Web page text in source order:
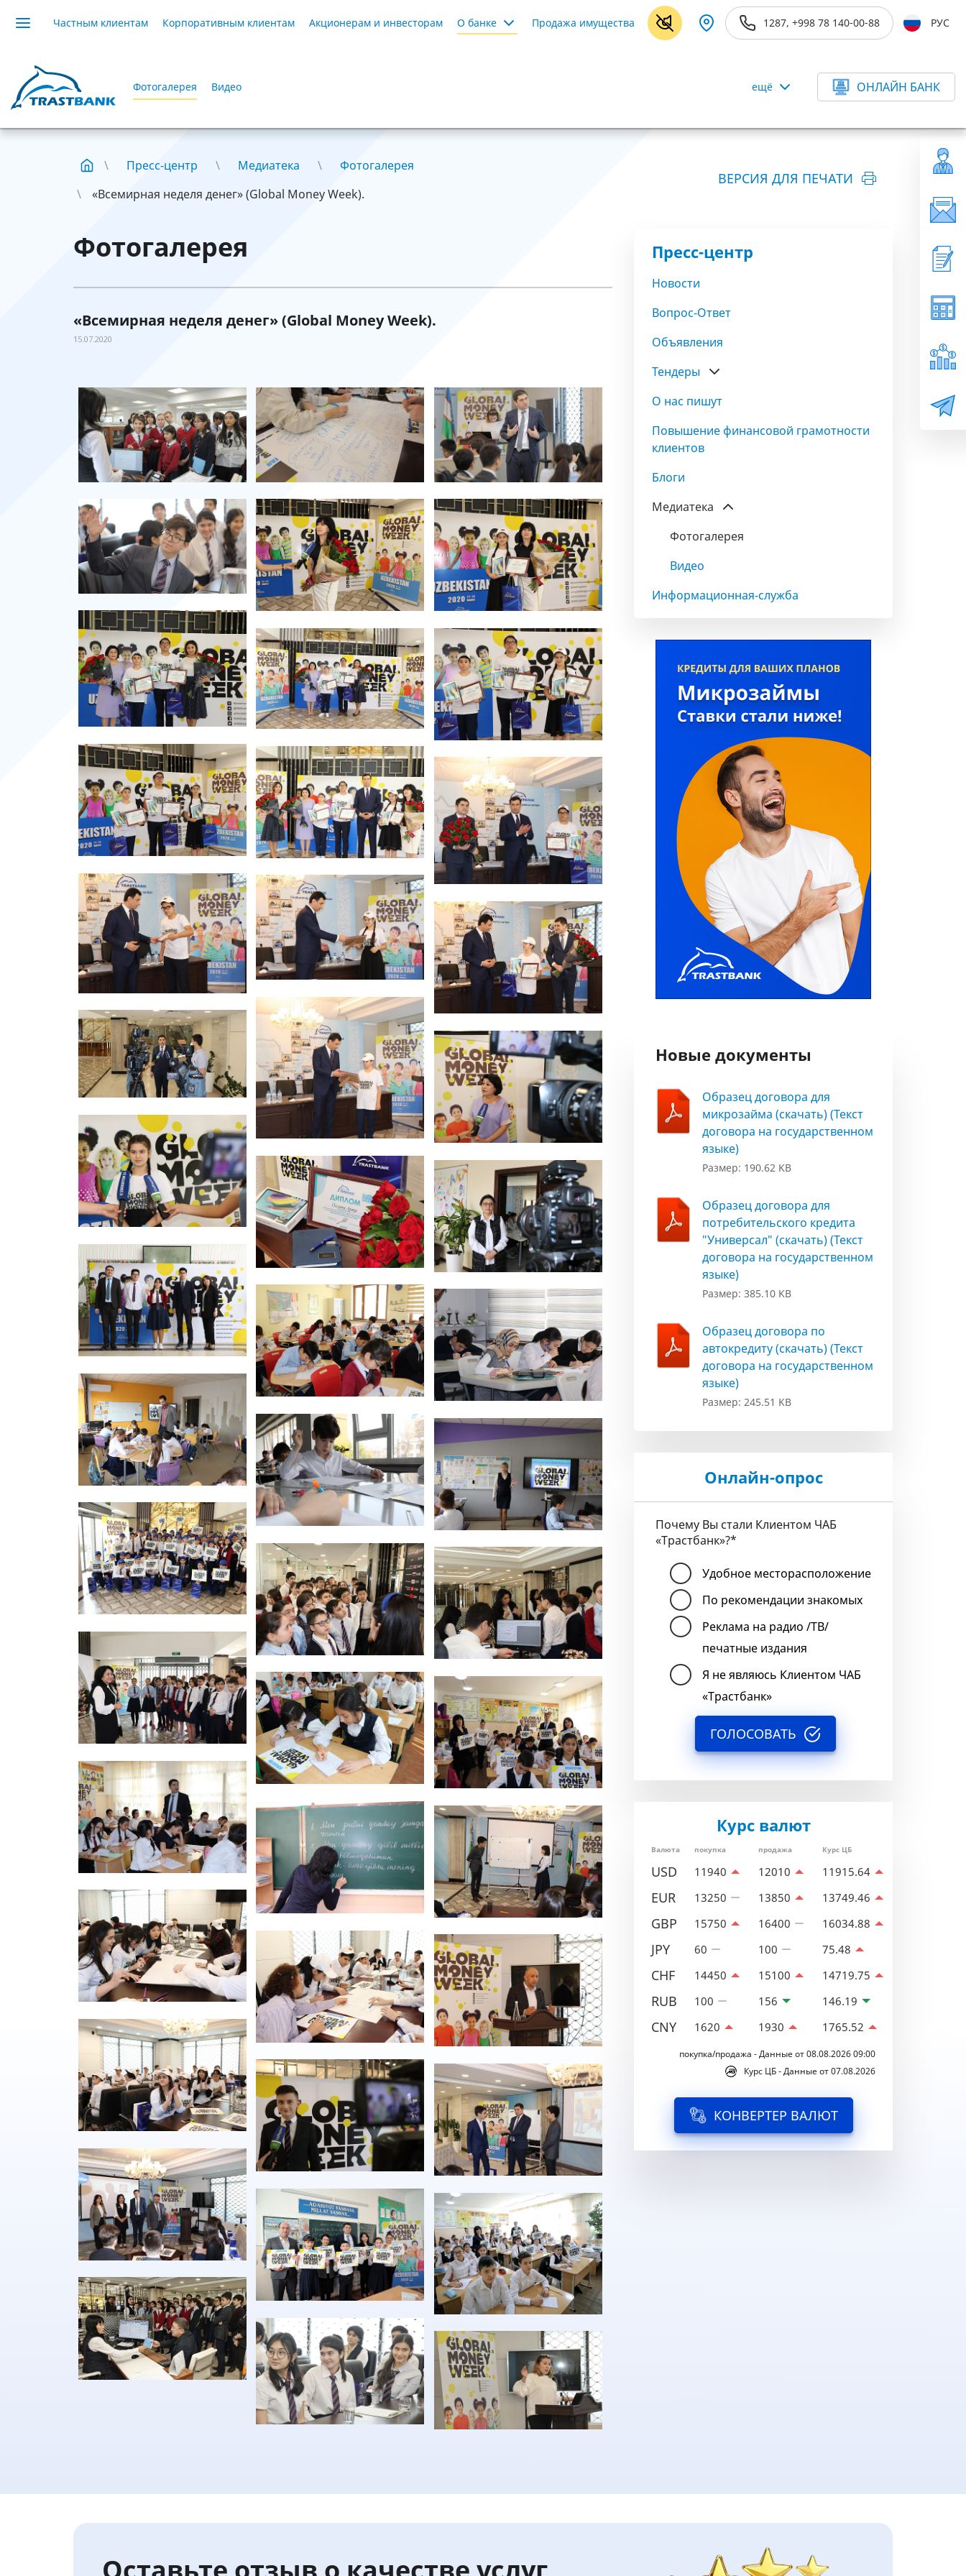
Частным клиентам Корпоративным клиентам Акционерам и инвесторам О банке Продажа имущества 1287, +998 78 140-00-88 РУС
Фотогалерея Видео ещё ОНЛАЙН БАНК
Пресс-центр Медиатека
Фотогалерея
«Всемирная неделя денег» (Global Money Week).
ВЕРСИЯ ДЛЯ ПЕЧАТИ
Фотогалерея
«Всемирная неделя денег» (Global Money Week).
15.07.2020
Пресс-центр
Новости
Вопрос-Ответ
Объявления
Тендеры
О нас пишут
Повышение финансовой грамотности
клиентов
Блоги
Медиатека
Фотогалерея
Видео
Информационная-служба
Новые документы
Образец договора для
микрозайма (скачать) (Текст
договора на государственном
языке)
Размер: 190.62 KB
Образец договора для
потребительского кредита
"Универсал" (скачать) (Текст
договора на государственном
языке)
Размер: 385.10 KB
Образец договора по
автокредиту (скачать) (Текст
договора на государственном
языке)
Размер: 245.51 KB
Онлайн-опрос
Почему Вы стали Клиентом ЧАБ
«Трастбанк»?*
Удобное месторасположение
По рекомендации знакомых
Реклама на радио /ТВ/
печатные издания
Я не являюсь Клиентом ЧАБ
«Трастбанк»
ГОЛОСОВАТЬ
Курс валют
Валюта покупка продажа Курс ЦБ
USD 11940 12010 11915.64
EUR 13250 13850 13749.46
GBP 15750 16400 16034.88
JPY 60 100 75.48
CHF 14450 15100 14719.75
RUB 100 156 146.19
CNY 1620 1930 1765.52
покупка/продажа - Данные от 08.08.2026 09:00
Курс ЦБ - Данные от 07.08.2026
КОНВЕРТЕР ВАЛЮТ